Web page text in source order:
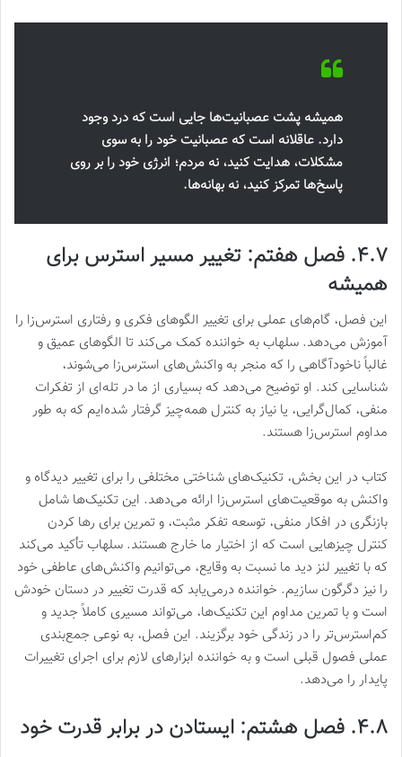
همیشه پشت عصبانیت‌ها جایی است که درد وجود
دارد. عاقلانه‌ است که عصبانیت خود را به سوی
مشکلات، هدایت کنید، نه مردم؛ انرژی خود را بر روی
پاسخ‌ها تمرکز کنید، نه بهانه‌ها.
۴.۷. فصل هفتم: تغییر مسیر استرس برای
همیشه
این فصل، گام‌های عملی برای تغییر الگوهای فکری و رفتاری استرس‌زا را
آموزش می‌دهد. سلهاب به خواننده کمک می‌کند تا الگوهای عمیق و
غالباً ناخودآگاهی را که منجر به واکنش‌های استرس‌زا می‌شوند،
شناسایی کند. او توضیح می‌دهد که بسیاری از ما در تله‌ای از تفکرات
منفی، کمال‌گرایی، یا نیاز به کنترل همه‌چیز گرفتار شده‌ایم که به طور
مداوم استرس‌زا هستند.
کتاب در این بخش، تکنیک‌های شناختی مختلفی را برای تغییر دیدگاه و
واکنش به موقعیت‌های استرس‌زا ارائه می‌دهد. این تکنیک‌ها شامل
بازنگری در افکار منفی، توسعه تفکر مثبت، و تمرین برای رها کردن
کنترل چیزهایی است که از اختیار ما خارج هستند. سلهاب تأکید می‌کند
که با تغییر لنز دید ما نسبت به وقایع، می‌توانیم واکنش‌های عاطفی خود
را نیز دگرگون سازیم. خواننده درمی‌یابد که قدرت تغییر در دستان خودش
است و با تمرین مداوم این تکنیک‌ها، می‌تواند مسیری کاملاً جدید و
کم‌استرس‌تر را در زندگی خود برگزیند. این فصل، به نوعی جمع‌بندی
عملی فصول قبلی است و به خواننده ابزارهای لازم برای اجرای تغییرات
پایدار را می‌دهد.
۴.۸. فصل هشتم: ایستادن در برابر قدرت خود